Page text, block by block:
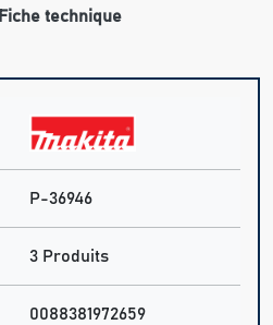
Fiche technique
P-36946
3 Produits
0088381972659